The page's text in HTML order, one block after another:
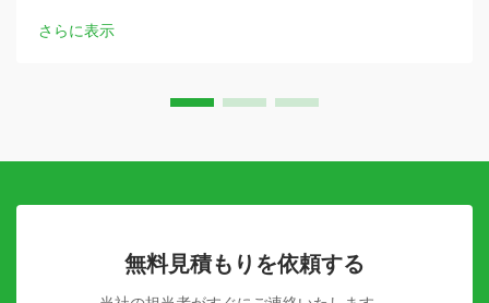
さらに表示
無料見積もりを依頼する